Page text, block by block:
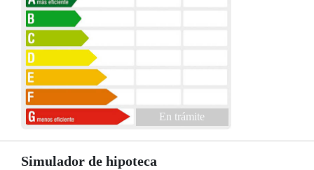
En trámite
Simulador de hipoteca